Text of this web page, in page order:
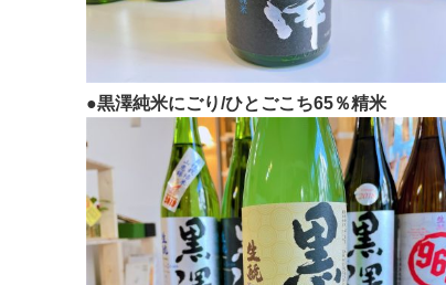
●黒澤純米にごり/ひとごこち65％精米